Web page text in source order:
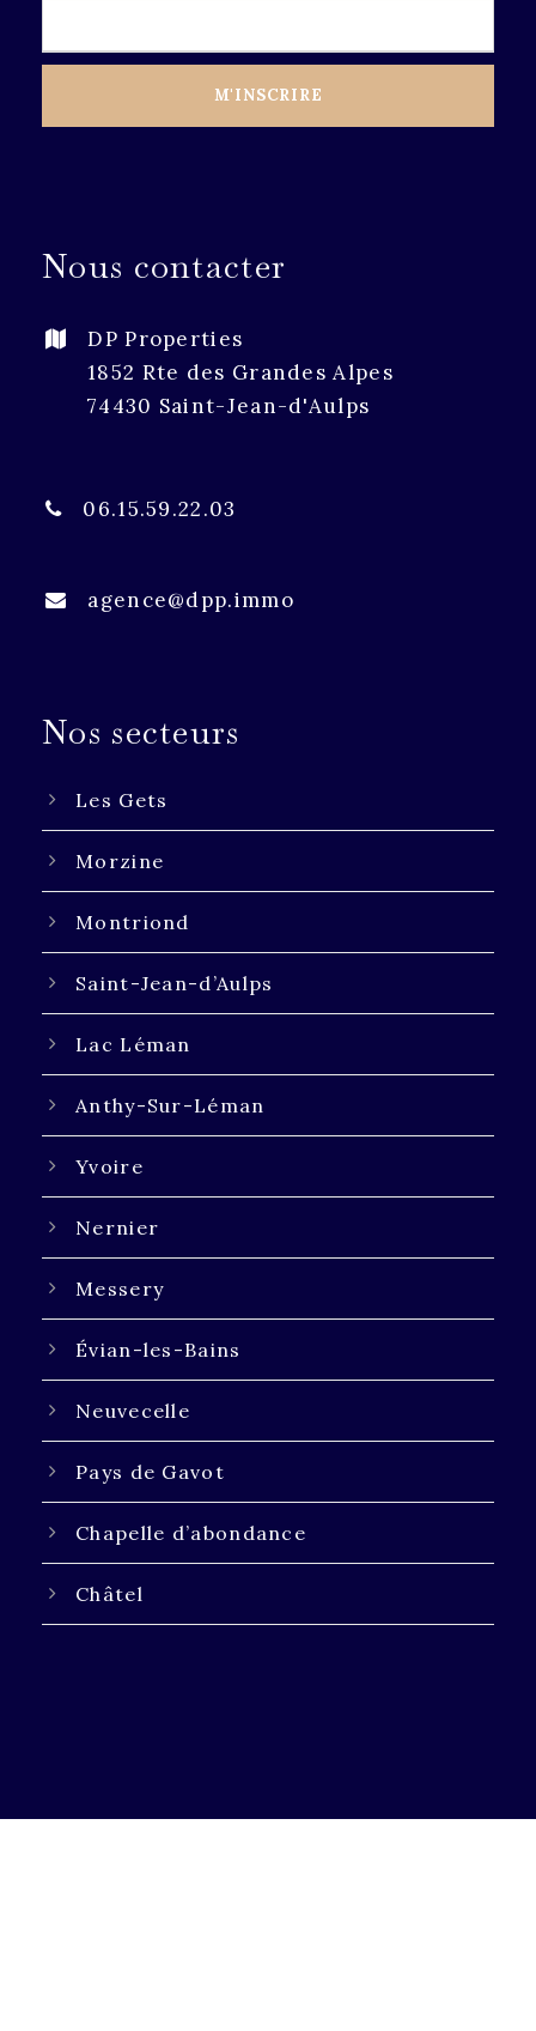
Nous contacter
DP Properties
1852 Rte des Grandes Alpes
74430 Saint-Jean-d'Aulps
06.15.59.22.03
agence@dpp.immo
Nos secteurs
Les Gets
Morzine
Montriond
Saint-Jean-d’Aulps
Lac Léman
Anthy-Sur-Léman
Yvoire
Nernier
Messery
Évian-les-Bains
Neuvecelle
Pays de Gavot
Chapelle d’abondance
Châtel